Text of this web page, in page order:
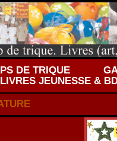
DE TRIQUE
LIVRES JEUNESSE &